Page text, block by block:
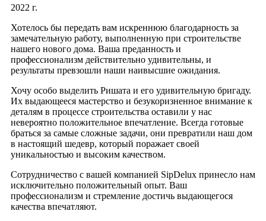
2022 г.
Хотелось бы передать вам искреннюю благодарность за
замечательную работу, выполненную при строительстве
нашего нового дома. Ваша преданность и
профессионализм действительно удивительны, и
результаты превзошли наши наивысшие ожидания.
Хочу особо выделить Ришата и его удивительную бригаду.
Их выдающееся мастерство и безукоризненное внимание к
деталям в процессе строительства оставили у нас
невероятно положительное впечатление. Всегда готовые
браться за самые сложные задачи, они превратили наш дом
в настоящий шедевр, который поражает своей
уникальностью и высоким качеством.
Сотрудничество с вашей компанией SipDelux принесло нам
исключительно положительный опыт. Ваш
профессионализм и стремление достичь выдающегося
качества впечатляют.